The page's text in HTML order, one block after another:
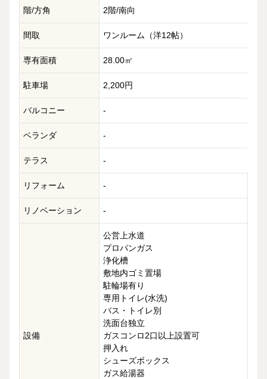
階/方角 2階/南向
間取 ワンルーム（洋12帖）
専有面積 28.00㎡
駐車場 2,200円
バルコニー -
ベランダ -
テラス -
リフォーム -
リノベーション -
設備
公営上水道
プロパンガス
浄化槽
敷地内ゴミ置場
駐輪場有り
専用トイレ(水洗)
バス・トイレ別
洗面台独立
ガスコンロ2口以上設置可
押入れ
シューズボックス
ガス給湯器